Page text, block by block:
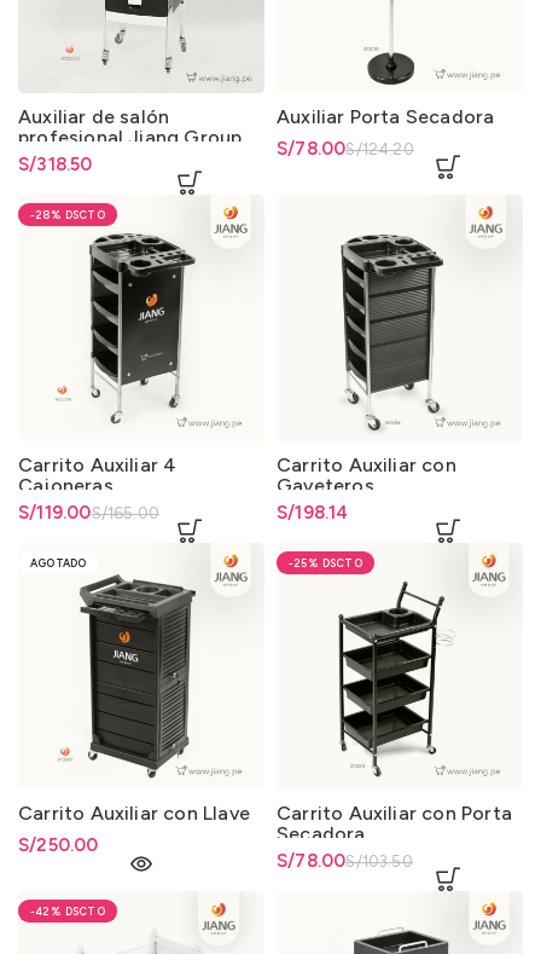
Auxiliar de salón
profesional Jiang Group
con ruedas 360°
S/318.50
Auxiliar Porta Secadora
S/124.20
El precio original era:
S/78.00
El precio actual es: S/78.00.
-28%
Carrito Auxiliar 4
Cajoneras
S/165.00
El precio original era:
S/119.00
El precio actual es: S/119.00.
Carrito Auxiliar con
Gaveteros
S/198.14
AGOTADO
Carrito Auxiliar con Llave
S/250.00
-25%
Carrito Auxiliar con Porta
Secadora
S/103.50
El precio original era:
S/78.00
El precio actual es: S/78.00.
-42%